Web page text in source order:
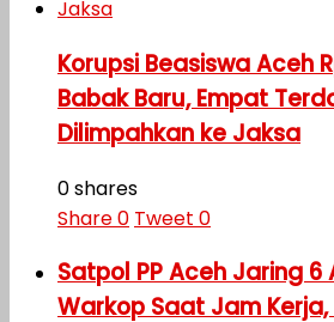
Korupsi Beasiswa Aceh
Babak Baru, Empat
Dilimpahkan ke Jaksa
0 shares
Share0 Tweet 0
Satpol PP Aceh Jaring 6
Warkop Saat Jam